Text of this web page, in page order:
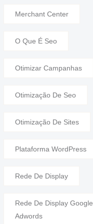
Merchant Center
O Que É Seo
Otimizar Campanhas
Otimização De Seo
Otimização De Sites
Plataforma WordPress
Rede De Display
Rede De Display Google
Adwords